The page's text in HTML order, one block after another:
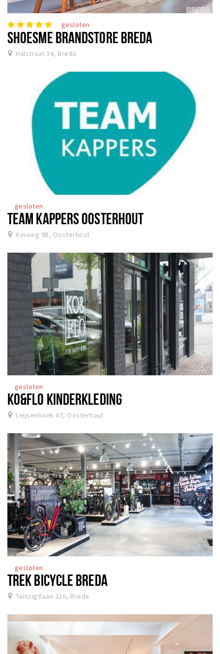
gesloten
SHOESME BRANDSTORE BREDA
Halstraat 34, Breda
gesloten
TEAM KAPPERS OOSTERHOUT
Keiweg 9B, Oosterhout
gesloten
KO&FLO KINDERKLEDING
Leijsenhoek 47, Oosterhout
gesloten
TREK BICYCLE BREDA
Tuinzigtlaan 22A, Breda